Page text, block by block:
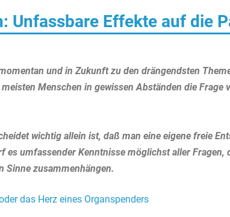
Unfassbare Effekte auf die
und in Zukunft zu den drängendsten
Menschen in gewissen Abständen die Frage
wichtig allein ist, daß man eine eigene freie
es umfassender Kenntnisse möglichst aller Fragen,
Sinne zusammenhängen.